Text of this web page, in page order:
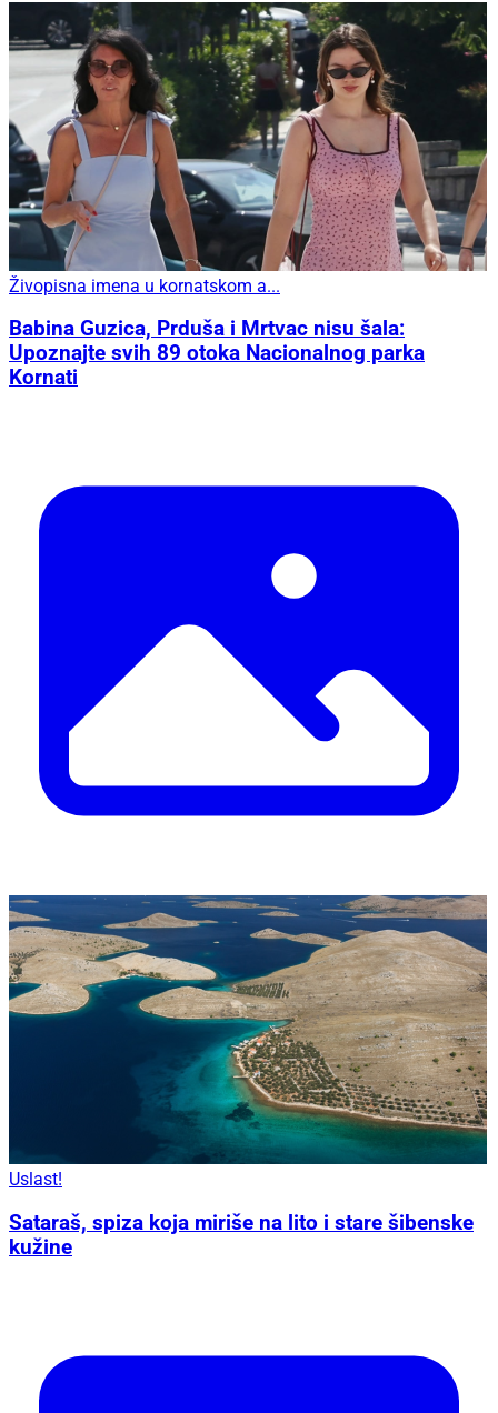
Živopisna imena u kornatskom a...
Babina Guzica, Prduša i Mrtvac nisu šala:
Upoznajte svih 89 otoka Nacionalnog parka
Kornati
Uslast!
Sataraš, spiza koja miriše na lito i stare šibenske
kužine